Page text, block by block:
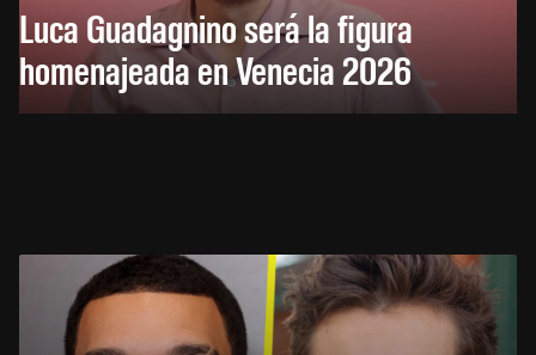
Luca Guadagnino será la figura
homenajeada en Venecia 2026